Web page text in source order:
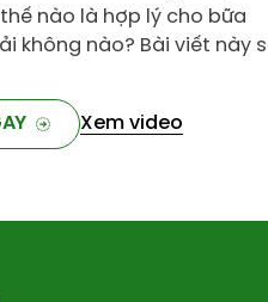
nào là hợp lý cho bữa
Bài viết này sẽ
dưỡng chỉ với 70 nghìn mà
Xem video